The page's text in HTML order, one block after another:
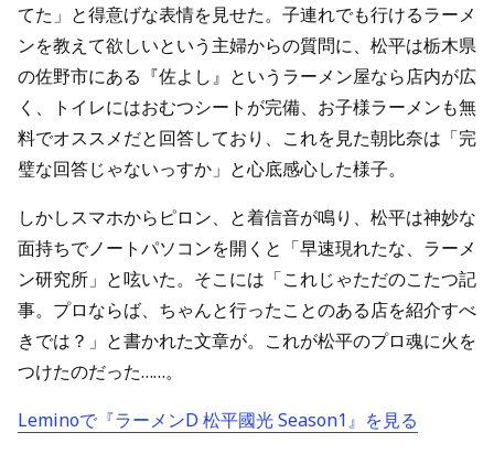
てた」と得意げな表情を見せた。子連れでも行けるラーメ
ンを教えて欲しいという主婦からの質問に、松平は栃木県
の佐野市にある『佐よし』というラーメン屋なら店内が広
く、トイレにはおむつシートが完備、お子様ラーメンも無
料でオススメだと回答しており、これを見た朝比奈は「完
璧な回答じゃないっすか」と心底感心した様子。
しかしスマホからピロン、と着信音が鳴り、松平は神妙な
面持ちでノートパソコンを開くと「早速現れたな、ラーメ
ン研究所」と呟いた。そこには「これじゃただのこたつ記
事。プロならば、ちゃんと行ったことのある店を紹介すべ
きでは？」と書かれた文章が。これが松平のプロ魂に火を
つけたのだった……。
Leminoで『ラーメンD 松平國光 Season1』を見る